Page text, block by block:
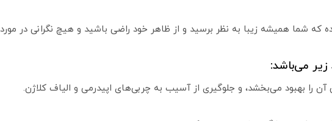
کرده که شما همیشه زیبا به نظر برسید و از ظاهر خود راضی باشید و هیچ نگرانی در
بهبود می‌بخشد، و جلوگیری از آسیب به چربی‌های اپیدرمی و الیاف کلاژن.